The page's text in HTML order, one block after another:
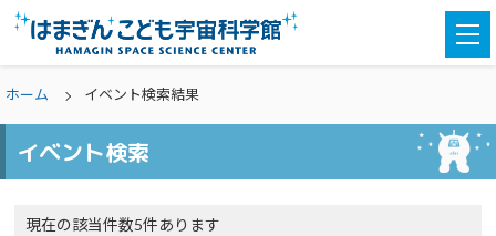
ホーム イベント検索結果
イベント検索
現在の該当件数5件あります